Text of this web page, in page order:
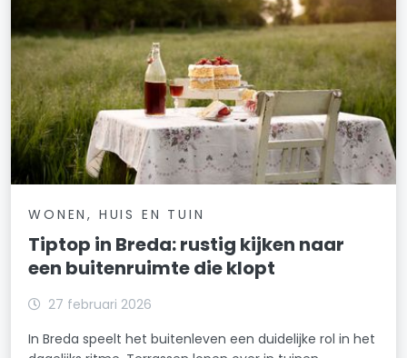
WONEN, HUIS EN TUIN
Tiptop in Breda: rustig kijken naar
een buitenruimte die klopt
27 februari 2026
In Breda speelt het buitenleven een duidelijke rol in het